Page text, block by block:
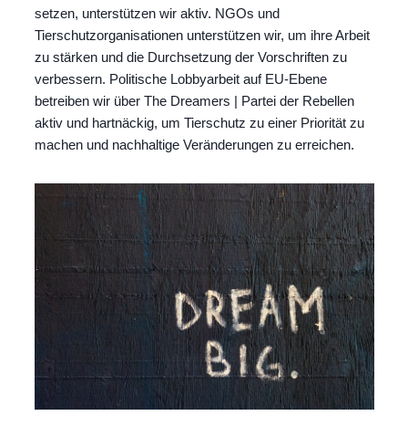
setzen, unterstützen wir aktiv. NGOs und
Tierschutzorganisationen unterstützen wir, um ihre Arbeit
zu stärken und die Durchsetzung der Vorschriften zu
verbessern. Politische Lobbyarbeit auf EU-Ebene
betreiben wir über The Dreamers | Partei der Rebellen
aktiv und hartnäckig, um Tierschutz zu einer Priorität zu
machen und nachhaltige Veränderungen zu erreichen.